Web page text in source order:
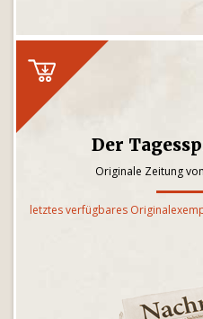
Der
Originale Zeitung
letztes verfügbares